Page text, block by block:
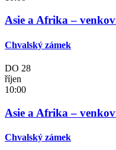
Asie a Afrika –
Chvalský zámek
DO 28
říjen
10:00
Asie a Afrika –
Chvalský zámek